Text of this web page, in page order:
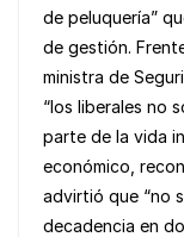
de peluquería”
de gestión.
ministra de
“los liberales no
parte de la vida
económico,
advirtió que “no
decadencia en